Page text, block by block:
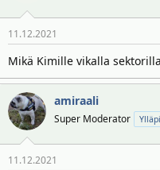
11.12.2021
Mikä Kimille vikalla
amiraali
Super Moderator
11.12.2021